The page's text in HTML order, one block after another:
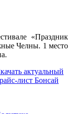
«Праздник
Челны. 1 место
актуальный
лист Бонсай